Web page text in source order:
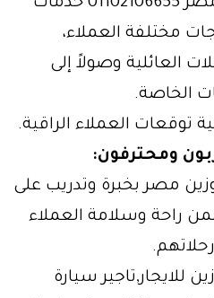
مختلفة العملاء،
العائلية وصولاً إلى
الخاصة.
توقعات العملاء الراقية.
ومحترفون:
مصر بخبرة وتدريب على
راحة وسلامة العملاء
رحلاتهم.
للايجار,تاجير سيارة